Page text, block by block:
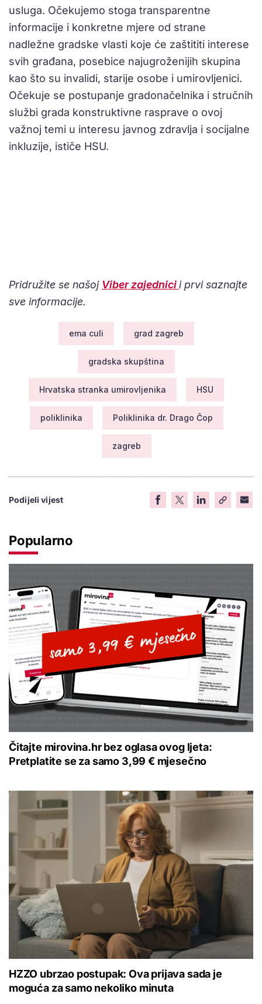
usluga. Očekujemo stoga transparentne
informacije i konkretne mjere od strane
nadležne gradske vlasti koje će zaštititi interese
svih građana, posebice najugroženijih skupina
kao što su invalidi, starije osobe i umirovljenici.
Očekuje se postupanje gradonačelnika i stručnih
službi grada konstruktivne rasprave o ovoj
važnoj temi u interesu javnog zdravlja i socijalne
inkluzije, ističe HSU.
Pridružite se našoj Viber zajednicii prvi saznajte
sve informacije.
ema culi grad zagreb
gradska skupština
Hrvatska stranka umirovljenika HSU
poliklinika Poliklinika dr. Drago Čop
zagreb
Podijeli vijest
Popularno
Čitajte mirovina.hr bez oglasa ovog ljeta:
Pretplatite se za samo 3,99 € mjesečno
HZZO ubrzao postupak: Ova prijava sada je
moguća za samo nekoliko minuta